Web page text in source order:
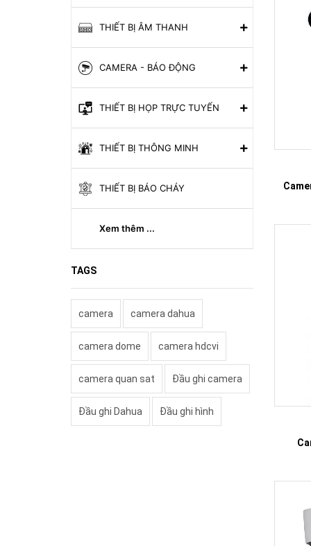
THIẾT BỊ ÂM THANH
CAMERA - BÁO ĐỘNG
THIẾT BỊ HỌP TRỰC TUYẾN
THIẾT BỊ THÔNG MINH
THIẾT BỊ BÁO CHÁY
Xem thêm ...
TAGS
camera camera dahua
camera dome camera hdcvi
camera quan sat Đầu ghi camera
Đầu ghi Dahua Đầu ghi hình